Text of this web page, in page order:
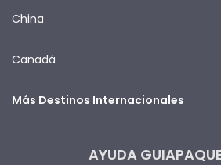
China
Canadá
Más Destinos Internacionales
AYUDA